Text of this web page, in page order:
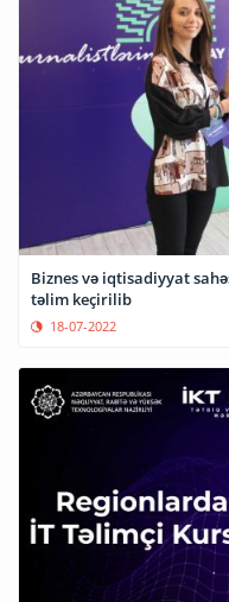
Biznes və iqtisadiyyat
təlim keçirilib
18-07-2022